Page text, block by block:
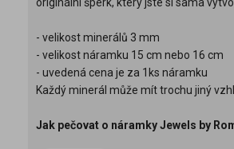
- velikost minerálů 3 mm
- velikost náramku 15 cm nebo 16 cm
- uvedená cena je za 1ks náramku
Každý minerál může mít trochu jiný
Jak pečovat o náramky Jewels by